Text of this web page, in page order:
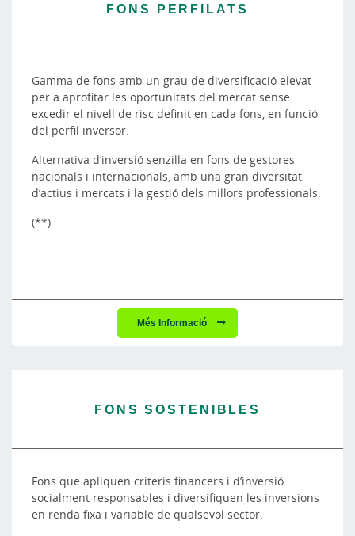
FONS PERFILATS
Gamma de fons amb un grau de diversificació elevat
per a aprofitar les oportunitats del mercat sense
excedir el nivell de risc definit en cada fons, en funció
del perfil inversor.
Alternativa d’inversió senzilla en fons de gestores
nacionals i internacionals, amb una gran diversitat
d’actius i mercats i la gestió dels millors professionals.
(**)
Més Informació
FONS SOSTENIBLES
Fons que apliquen criteris financers i d’inversió
socialment responsables i diversifiquen les inversions
en renda fixa i variable de qualsevol sector.